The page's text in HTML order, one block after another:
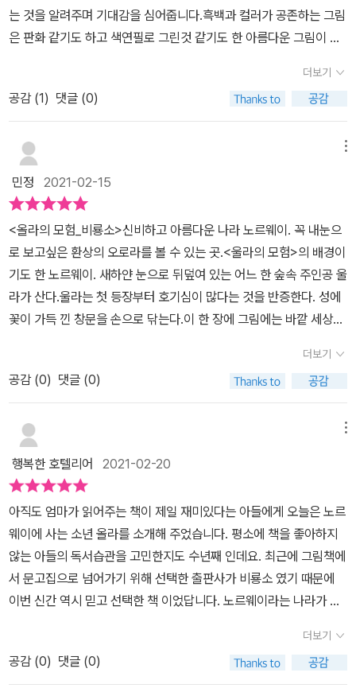
게 은숟가락처럼 보인다는 표현이 예술이네요.겨울이 되면 이상해지
는 노르웨이 숲 한가운데 빨간집엔 헝컬어진 노랑머리에 푸른 눈을
가진 '올라' 라는 남자아이가 살고 있어요.이 남자아이 '올라'의 멋진
모험이야기를 직접 읽으면 더 좋을 거라 생각합니다.<올라의 모험>
고기 낚는 일 등의 이야기로 노르웨이의 문화를 간접적으로 느낄 수
있게 해 줍니다.넘길 때마다 컬러, 흑백, 컬러, 흑백으로 되는 그림 또
한 일품이고, 모험하는 이야기를 아이에게 읽어주니 혼자서 꽂아있는
책을 빼서 또 보곤 합니다.평소에 외국여행을 많이 다녀보지 않았지
만, 노르웨이를 여행하는 기분으로 아이와 함께 읽어본다면 노르웨이
의 풍경 등 간접여행을 할 수 있을거라 생각합니다.
는 것을 알려주며 기대감을 심어줍니다.흑백과 컬러가 공존하는 그림
은 판화 같기도 하고 색연필로 그린것 같기도 한 아름다운 그림이 압
오리털, 생선, 대구기름은 노르웨이를 대표하는 것들임을 떠올릴 수
있습니다. 그림책을 읽다보면 노르웨이라는 나라에 대해 진한 관심을
가질 수 있을거예요.
더보기
공감 (1) 댓글 (0)
민정 2021-02-15
<올라의 모험_비룡소>신비하고 아름다운 나라 노르웨이. 꼭 내눈으
로 보고싶은 환상의 오로라를 볼 수 있는 곳.<울라의 모험>의 배경이
기도 한 노르웨이. 새하얀 눈으로 뒤덮여 있는 어느 한 숲속 주인공 울
라가 산다.울라는 첫 등장부터 호기심이 많다는 것을 반증한다. 성에
꽃이 가득 낀 창문을 손으로 닦는다.이 한 장에 그림에는 바깥 세상을
과연 어디까지 여행할까- 울라는 스키를 장착하고 모험을 시작한다.
처음에는 앞서가는 토끼를 잡는 것을 목표로눈길을 미끄러지듯 멀리
멀리 달려 간다. 그러던 중 소녀들도 만나고 마을의 결혼식도 구경한
다. 노르웨이의 결혼식 장면도 나오는데, 당시 노르웨이의 재밌는 문
화들도 옅볼 수 있어 함께모험을 하는 기분이 든다. 더해 울라는 떠돌
이 장수 아저씨도 만나게 되며 사미족이 살고 있는 먼 북쪽 마을로 떠
나기도 한다. 어부들과 함께 배를 타고 고기도 잡아 보기도 하는데, 정
말 상상할 수도 없는 엄청난 모험이다. 울라의 모험들은 노르웨이 사
람들의 삶과 문화가 고스란히 녹여져 있다. 노르웨이의 전통 결혼식
노르웨이의 아름다운 자연 경관들과 사람들의 순수한 마음을 담고 있
다.울라의 모험으로 노르웨이를 한바퀴 돌고 온 기분이다. #mj그림
책 힐링포인트<울라의 모험> 면지에 노르웨이 지도가 그려져 있는
데,책 속 울라가 했던 모험을 지도 내에서 찾아 볼 수 있는 재미가 있
다. #mj서재 #mj그림책 * 위 책은 '비룡소'로 부터 제공 받았습니
더보기
공감 (0) 댓글 (0)
행복한 호텔리어 2021-02-20
아직도 엄마가 읽어주는 책이 제일 재미있다는 아들에게 오늘은 노르
웨이에 사는 소년 올라를 소개해 주었습니다. 평소에 책을 좋아하지
않는 아들의 독서습관을 고민한지도 수년째 인데요. 최근에 그림책에
서 문고집으로 넘어가기 위해 선택한 출판사가 비룡소 였기 때문에
이번 신간 역시 믿고 선택한 책 이었답니다. 노르웨이라는 나라가 익
있는 나라라고 소개했는데요. 올라의 모험은 100년 가까이 지난 오
늘날까지도 사랑받고 있는 작품으로, 올라와 노르웨이의 겨울여행을
더보기
공감 (0) 댓글 (0)